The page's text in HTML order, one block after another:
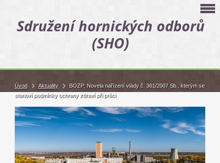
Sdružení hornických odborů
(SHO)
Úvod Aktuality
BOZP: Novela nařízení vlády č. 361/2007 Sb., kterým se
stanoví podmínky ochrany zdraví při práci